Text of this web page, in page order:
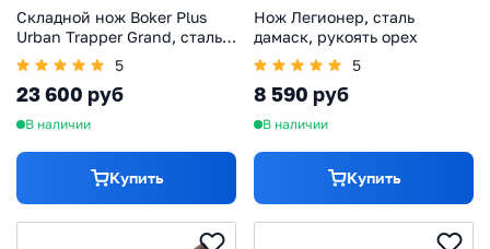
Складной нож Boker Plus
Urban Trapper Grand, сталь
VG-10, рукоять титан
5
23 600 руб
В наличии
Купить
Нож Легионер, сталь
дамаск, рукоять орех
5
8 590 руб
В наличии
Купить